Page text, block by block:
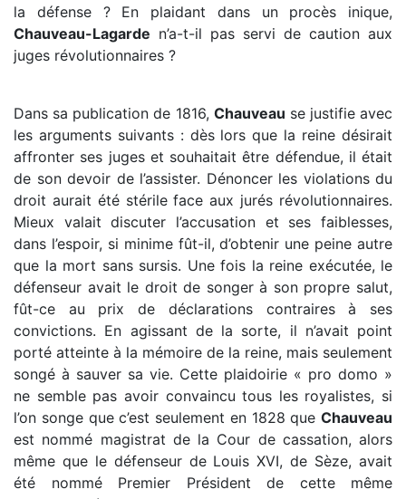
la défense ? En plaidant dans un procès inique,
Chauveau-Lagarde n’a-t-il pas servi de caution aux
juges révolutionnaires ?
Dans sa publication de 1816, Chauveau se justifie avec
les arguments suivants : dès lors que la reine désirait
affronter ses juges et souhaitait être défendue, il était
de son devoir de l’assister. Dénoncer les violations du
droit aurait été stérile face aux jurés révolutionnaires.
Mieux valait discuter l’accusation et ses faiblesses,
dans l’espoir, si minime fût-il, d’obtenir une peine autre
que la mort sans sursis. Une fois la reine exécutée, le
défenseur avait le droit de songer à son propre salut,
fût-ce au prix de déclarations contraires à ses
convictions. En agissant de la sorte, il n’avait point
porté atteinte à la mémoire de la reine, mais seulement
songé à sauver sa vie. Cette plaidoirie « pro domo »
ne semble pas avoir convaincu tous les royalistes, si
l’on songe que c’est seulement en 1828 que Chauveau
est nommé magistrat de la Cour de cassation, alors
même que le défenseur de Louis XVI, de Sèze, avait
été nommé Premier Président de cette même